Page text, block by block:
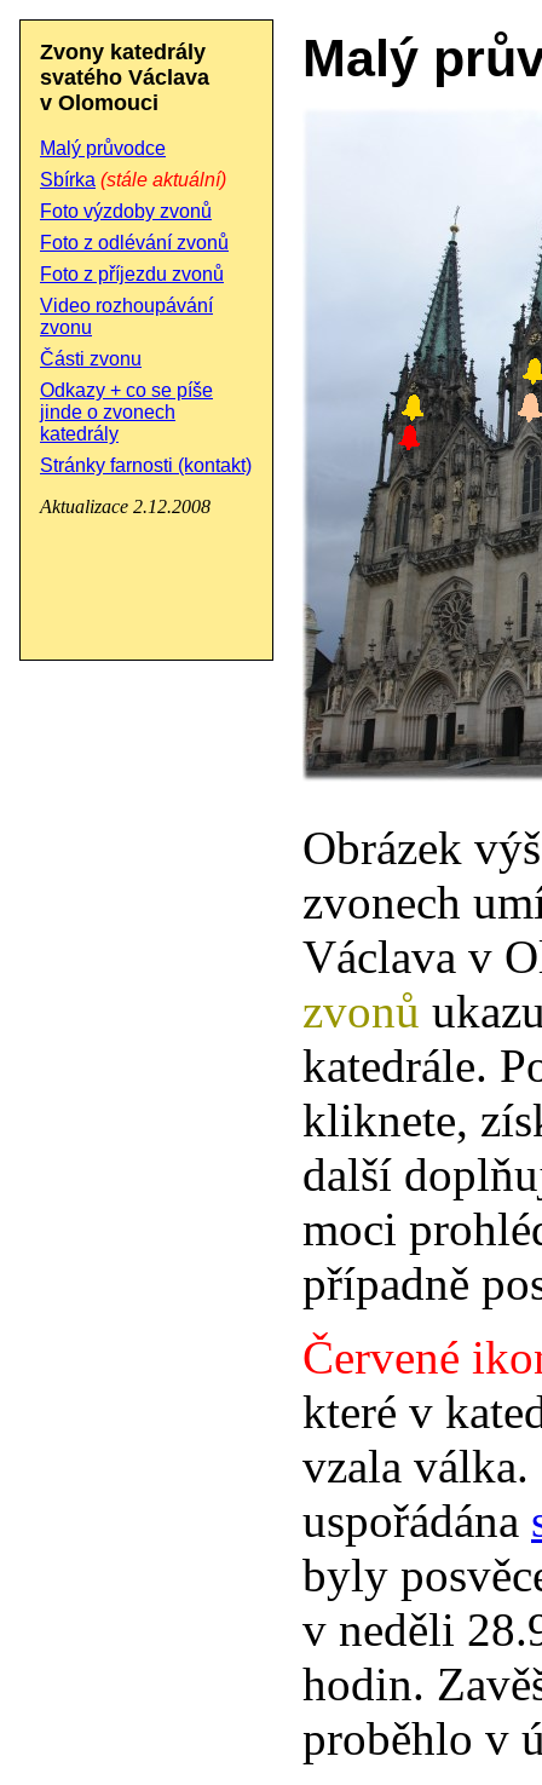
Malý
Obrázek
zvonech
Václava v
zvonů
katedrále.
kliknete,
další
moci
případně
Červené
které v
vzala
uspořádána
byly
v neděli
hodin.
proběhlo v